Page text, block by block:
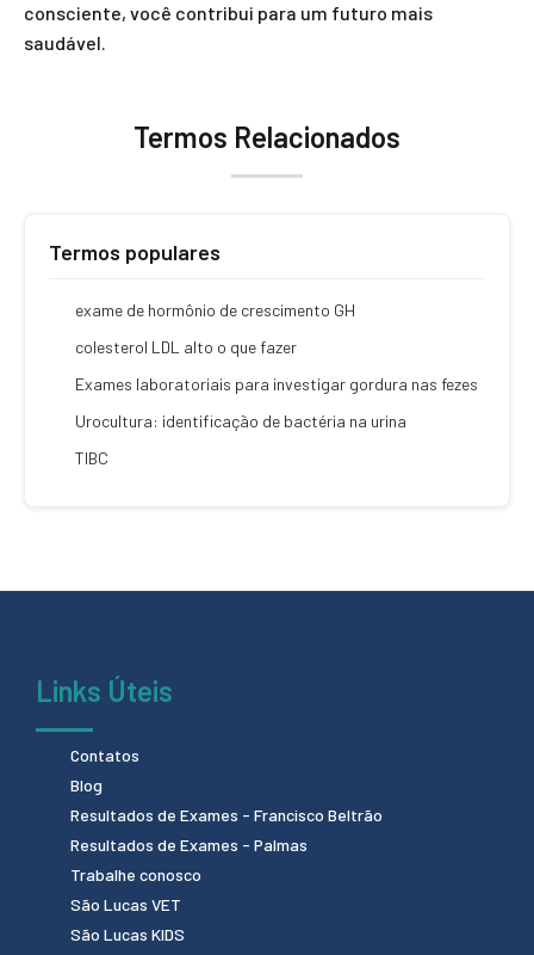
consciente, você contribui para um futuro mais
saudável.
Termos Relacionados
Termos populares
exame de hormônio de crescimento GH
colesterol LDL alto o que fazer
Exames laboratoriais para investigar gordura nas fezes
Urocultura: identificação de bactéria na urina
TIBC
Links Úteis
Contatos
Blog
Resultados de Exames - Francisco Beltrão
Resultados de Exames - Palmas
Trabalhe conosco
São Lucas VET
São Lucas KIDS